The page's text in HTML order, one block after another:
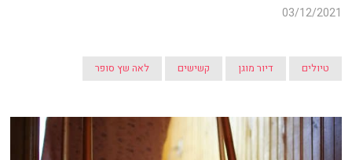
03/12/2021
טיולים דיור מוגן קשישים לאה שץ סופר